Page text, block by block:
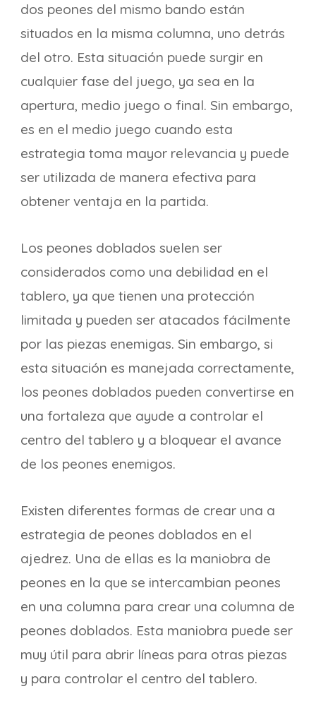
dos peones del mismo bando están
situados en la misma columna, uno detrás
del otro. Esta situación puede surgir en
cualquier fase del juego, ya sea en la
apertura, medio juego o final. Sin embargo,
es en el medio juego cuando esta
estrategia toma mayor relevancia y puede
ser utilizada de manera efectiva para
obtener ventaja en la partida.
Los peones doblados suelen ser
considerados como una debilidad en el
tablero, ya que tienen una protección
limitada y pueden ser atacados fácilmente
por las piezas enemigas. Sin embargo, si
esta situación es manejada correctamente,
los peones doblados pueden convertirse en
una fortaleza que ayude a controlar el
centro del tablero y a bloquear el avance
de los peones enemigos.
Existen diferentes formas de crear una a
estrategia de peones doblados en el
ajedrez. Una de ellas es la maniobra de
peones en la que se intercambian peones
en una columna para crear una columna de
peones doblados. Esta maniobra puede ser
muy útil para abrir líneas para otras piezas
y para controlar el centro del tablero.